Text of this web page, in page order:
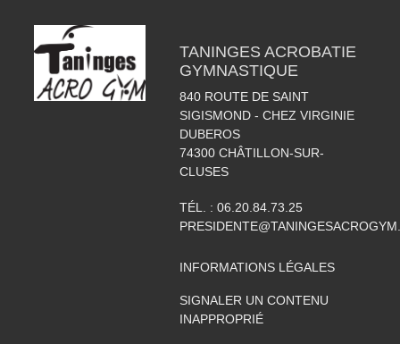
TANINGES ACROBATIE
GYMNASTIQUE
840 ROUTE DE SAINT
SIGISMOND - CHEZ VIRGINIE
DUBEROS
74300 CHÂTILLON-SUR-
CLUSES
TÉL. : 06.20.84.73.25
INFORMATIONS LÉGALES
SIGNALER UN CONTENU
INAPPROPRIÉ